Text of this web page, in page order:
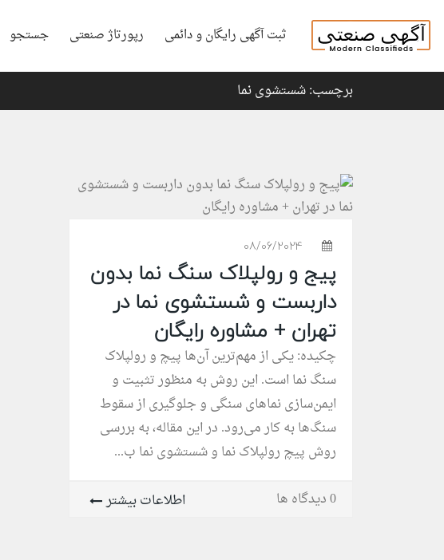
ثبت آگهی رایگان و دائمی رپورتاژ صنعتی جستجو
برچسب: شستشوی نما
08/06/2024
پیج و رولپلاک سنگ نما بدون
داربست و شستشوی نما در
تهران + مشاوره رایگان
چکیده: یکی از مهم‌ترین آن‌ها پیچ و رولپلاک
سنگ نما است. این روش به منظور تثبیت و
ایمن‌سازی نماهای سنگی و جلوگیری از سقوط
سنگ‌ها به کار می‌رود. در این مقاله، به بررسی
روش پیچ رولپلاک نما و شستشوی نما ب...
0 دیدگاه ها
اطلاعات بیشتر